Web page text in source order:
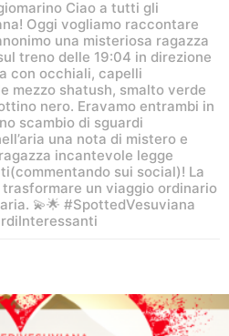
Ciao a tutti gli
Oggi vogliamo raccontare
una misteriosa ragazza
treno delle 19:04 in direzione
con occhiali, capelli
mezzo shatush, smalto verde
nero. Eravamo entrambi in
scambio di sguardi
una nota di mistero e
incantevole legge
sui social)! La
un viaggio ordinario
💫🌟 #SpottedVesuviana